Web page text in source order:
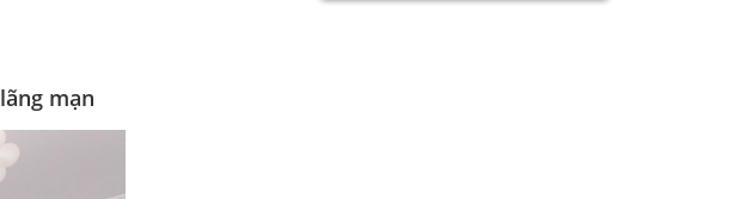
mạn